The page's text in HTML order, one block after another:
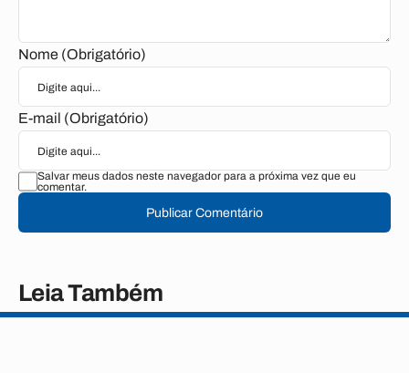
Nome (Obrigatório)
E-mail (Obrigatório)
Salvar meus dados neste navegador para a próxima vez que eu
comentar.
Publicar Comentário
Leia Também